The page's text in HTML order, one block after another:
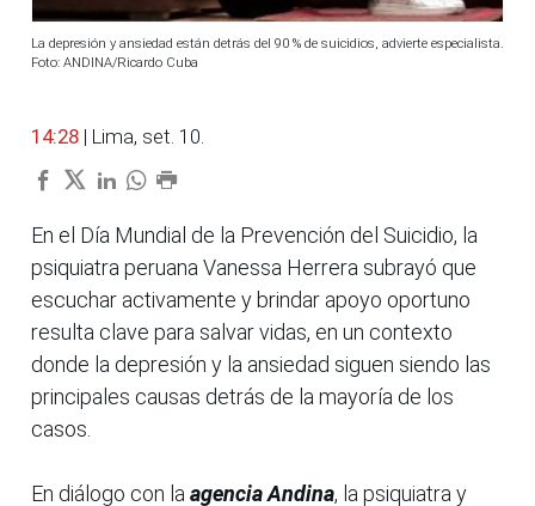
La depresión y ansiedad están detrás del 90 % de suicidios, advierte especialista.
Foto: ANDINA/Ricardo Cuba
14:28 | Lima, set. 10.
En el Día Mundial de la Prevención del Suicidio, la
psiquiatra peruana Vanessa Herrera subrayó que
escuchar activamente y brindar apoyo oportuno
resulta clave para salvar vidas, en un contexto
donde la depresión y la ansiedad siguen siendo las
principales causas detrás de la mayoría de los
casos.
En diálogo con la agencia Andina, la psiquiatra y